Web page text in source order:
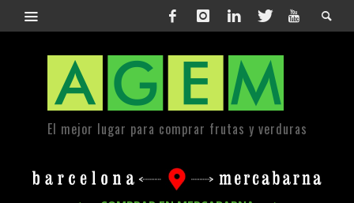
El mejor lugar para comprar frutas y verduras